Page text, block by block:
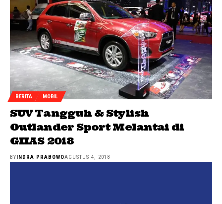
BERITA MOBIL
SUV Tangguh & Stylish
Outlander Sport Melantai di
GIIAS 2018
BYINDRA PRABOWOAGUSTUS 4, 2018